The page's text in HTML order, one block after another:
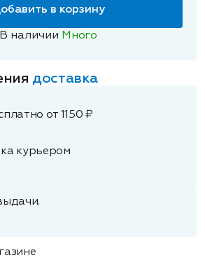
в корзину
В наличии Много
доставка
от 1150 ₽
курьером